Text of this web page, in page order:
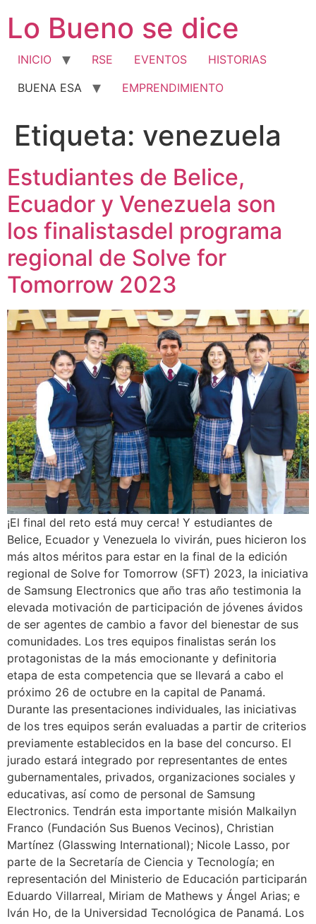
contenido
Lo Bueno se dice
INICIO RSE EVENTOS
HISTORIAS
BUENA ESA
EMPRENDIMIENTO
Etiqueta: venezuela
Estudiantes de Belice,
Ecuador y Venezuela son
los finalistasdel programa
regional de Solve for
Tomorrow 2023
¡El final del reto está muy cerca! Y estudiantes de
Belice, Ecuador y Venezuela lo vivirán, pues hicieron los
más altos méritos para estar en la final de la edición
regional de Solve for Tomorrow (SFT) 2023, la iniciativa
de Samsung Electronics que año tras año testimonia la
elevada motivación de participación de jóvenes ávidos
de ser agentes de cambio a favor del bienestar de sus
comunidades. Los tres equipos finalistas serán los
protagonistas de la más emocionante y definitoria
etapa de esta competencia que se llevará a cabo el
próximo 26 de octubre en la capital de Panamá.
Durante las presentaciones individuales, las iniciativas
de los tres equipos serán evaluadas a partir de criterios
previamente establecidos en la base del concurso. El
jurado estará integrado por representantes de entes
gubernamentales, privados, organizaciones sociales y
educativas, así como de personal de Samsung
Electronics. Tendrán esta importante misión Malkailyn
Franco (Fundación Sus Buenos Vecinos), Christian
Martínez (Glasswing International); Nicole Lasso, por
parte de la Secretaría de Ciencia y Tecnología; en
representación del Ministerio de Educación participarán
Eduardo Villarreal, Miriam de Mathews y Ángel Arias; e
Iván Ho, de la Universidad Tecnológica de Panamá. Los